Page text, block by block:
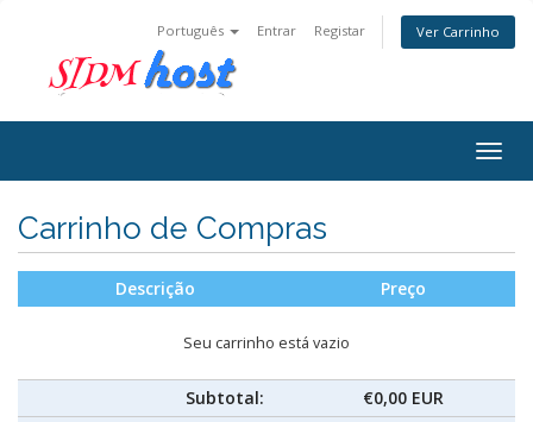
Português Entrar Registar Ver Carrinho
Carrinho de Compras
Descrição Preço
Seu carrinho está vazio
Subtotal:
€0,00 EUR